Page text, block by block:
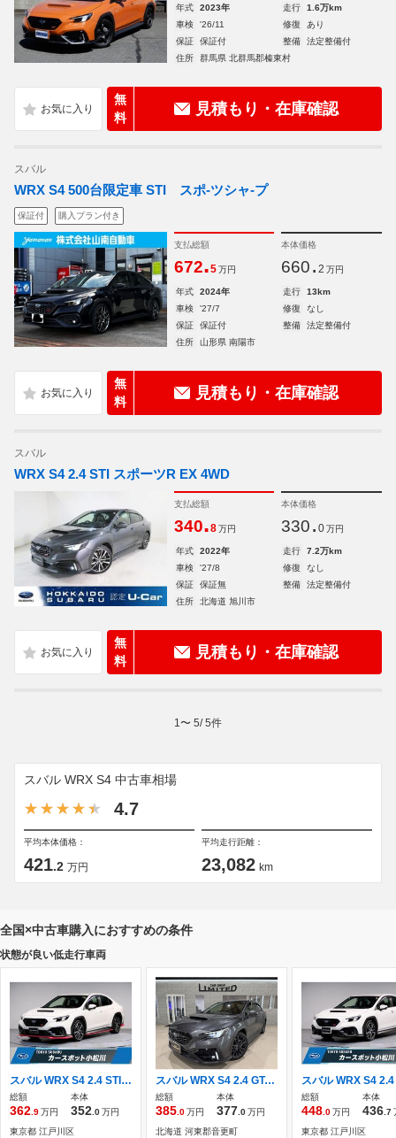
年式 2023年 走行
1.6万km
車検
'26/11 修復
あり
保証
保証付 整備
法定整備付
住所
群馬県 北群馬郡榛東村
無
料
見積もり・在庫確認
スバル
WRX S4 500台限定車 STI スポ-ツシャ-プ
保証付 購入プラン付き
支払総額
672.5 万円
本体価格
660. 2 万円
年式 2024年 走行
13km
車検
'27/7 修復
なし
保証
保証付 整備
法定整備付
住所
山形県 南陽市
無
料
見積もり・在庫確認
スバル
WRX S4 2.4 STI スポーツR EX 4WD
支払総額
340.8 万円
本体価格
330. 0 万円
年式 2022年 走行
7.2万km
車検
'27/8 修復
なし
保証
保証無 整備
法定整備付
住所
北海道 旭川市
無
料
見積もり・在庫確認
1 〜 5/5件
スバル WRX S4 中古車相場
4.7
平均本体価格：
421.2 万円
平均走行距離：
23,082 km
全国×中古車購入におすすめの条件
状態が良い低走行車両
スバル WRX S4 2.4 STI スポーツR EX 4WD 11.6インチモニター・フロント＆サイド＆バ
総額
362 .9万円
本体
352 .0万円
東京都 江戸川区
スバル WRX S4 2.4 GT-H EX 4WD
総額
385 .0万円
本体
377 .0万円
北海道 河東郡音更町
総額
448 .0万円
本体
436 .7
東京都 江戸川区